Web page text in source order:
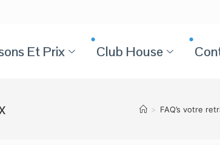
Et Prix Club House
> FAQ’s votre